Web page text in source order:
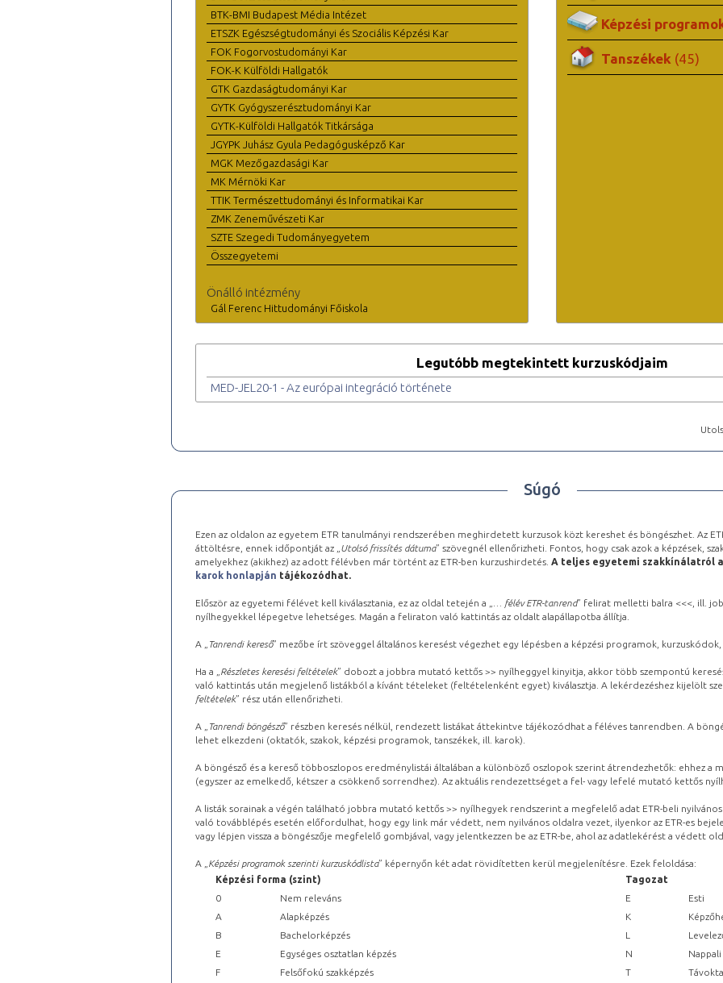
BTK-BMI Budapest Média Intézet
ETSZK Egészségtudományi és Szociális Képzési Kar
FOK Fogorvostudományi Kar
FOK-K Külföldi Hallgatók
GTK Gazdaságtudományi Kar
GYTK Gyógyszerésztudományi Kar
GYTK-Külföldi Hallgatók Titkársága
JGYPK Juhász Gyula Pedagógusképző Kar
MGK Mezőgazdasági Kar
MK Mérnöki Kar
TTIK Természettudományi és Informatikai Kar
ZMK Zeneművészeti Kar
SZTE Szegedi Tudományegyetem
Összegyetemi
Önálló intézmény
Gál Ferenc Hittudományi Főiskola
Képzési
Tanszékek (45)
Legutóbb megtekintett kurzuskódjaim
MED-JEL20-1 - Az európai integráció története
Súgó
Ezen az oldalon az egyetem ETR tanulmányi rendszerében meghirdetett kurzusok közt kereshet és böngészhet. Az
áttöltésre, ennek időpontját az „ Utolsó frissítés dátuma” szövegnél ellenőrizheti. Fontos, hogy csak azok a képzések,
amelyekhez (akikhez) az adott félévben már történt az ETR-ben kurzushirdetés. A teljes egyetemi szakkínálatról a
karok honlapján tájékozódhat.
Először az egyetemi félévet kell kiválasztania, ez az oldal tetején a „ … félév ETR-tanrend” felirat melletti balra <<<, ill.
nyílhegyekkel lépegetve lehetséges. Magán a feliraton való kattintás az oldalt alapállapotba állítja.
A „ Tanrendi kereső” mezőbe írt szöveggel általános keresést végezhet egy lépésben a képzési programok,
Ha a „ Részletes keresési feltételek” dobozt a jobbra mutató kettős >> nyílheggyel kinyitja, akkor több szempontú
való kattintás után megjelenő listákból a kívánt tételeket (feltételenként egyet) kiválasztja. A lekérdezéshez kijelölt
feltételek” rész után ellenőrizheti.
A „ Tanrendi böngésző” részben keresés nélkül, rendezett listákat áttekintve tájékozódhat a féléves tanrendben. A
lehet elkezdeni (oktatók, szakok, képzési programok, tanszékek, ill. karok).
A böngésző és a kereső többoszlopos eredménylistái általában a különböző oszlopok szerint átrendezhetők: ehhez a
(egyszer az emelkedő, kétszer a csökkenő sorrendhez). Az aktuális rendezettséget a fel- vagy lefelé mutató kettős
A listák sorainak a végén található jobbra mutató kettős >> nyílhegyek rendszerint a megfelelő adat ETR-beli
való továbblépés esetén előfordulhat, hogy egy link már védett, nem nyilvános oldalra vezet, ilyenkor az ETR-es
vagy lépjen vissza a böngészője megfelelő gombjával, vagy jelentkezzen be az ETR-be, ahol az adatlekérést a védett
A „ Képzési programok szerinti kurzuskódlista” képernyőn két adat rövidítetten kerül megjelenítésre. Ezek feloldása:
Képzési forma (szint)
Tagozat
0
Nem releváns E
Esti
A
Alapképzés K
B
Bachelorképzés L
E
Egységes osztatlan képzés N
Nappali
F
Felsőfokú szakképzés T